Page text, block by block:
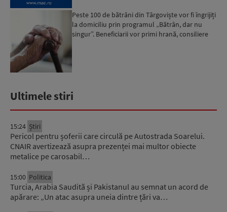
Peste 100 de bătrâni din Târgoviște vor fi îngrijiți
la domiciliu prin programul „Bătrân, dar nu
singur”. Beneficiarii vor primi hrană, consiliere
Ultimele stiri
15:24 Știri
Pericol pentru șoferii care circulă pe Autostrada Soarelui.
CNAIR avertizează asupra prezenței mai multor obiecte
metalice pe carosabil…
15:00 Politica
Turcia, Arabia Saudită și Pakistanul au semnat un acord de
apărare: „Un atac asupra uneia dintre țări va…